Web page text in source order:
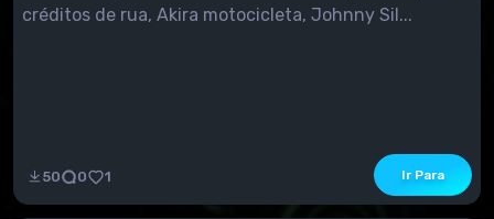
créditos de rua, Akira motocicleta, Johnny Sil...
50 0 1 Ir Para